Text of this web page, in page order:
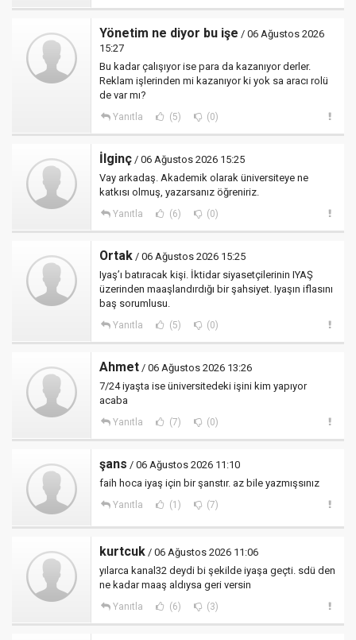
Yönetim ne diyor bu işe / 06 Ağustos 2026
15:27
Bu kadar çalışıyor ise para da kazanıyor derler.
Reklam işlerinden mi kazanıyor ki yok sa aracı rolü
de var mı?
Yanıtla (5) (0)
İlginç / 06 Ağustos 2026 15:25
Vay arkadaş. Akademik olarak üniversiteye ne
katkısı olmuş, yazarsanız öğreniriz.
Yanıtla (6) (0)
Ortak / 06 Ağustos 2026 15:25
Iyaş’ı batıracak kişi. İktidar siyasetçilerinin IYAŞ
üzerinden maaşlandırdığı bir şahsiyet. Iyaşın iflasını
baş sorumlusu.
Yanıtla (5) (0)
Ahmet / 06 Ağustos 2026 13:26
7/24 iyaşta ise üniversitedeki işini kim yapıyor
acaba
Yanıtla (7) (0)
şans / 06 Ağustos 2026 11:10
faih hoca iyaş için bir şanstır. az bile yazmışsınız
Yanıtla (1) (7)
kurtcuk / 06 Ağustos 2026 11:06
yılarca kanal32 deydi bi şekilde iyaşa geçti. sdü den
ne kadar maaş aldıysa geri versin
Yanıtla (6) (3)